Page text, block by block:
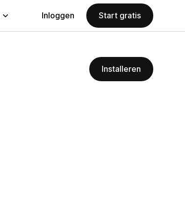
Inloggen Start gratis
Installeren